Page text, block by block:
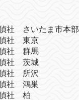
社 さいたま市本部
社 東京
社 群馬
社 茨城
社 所沢
社 鴻巣
偵社 柏